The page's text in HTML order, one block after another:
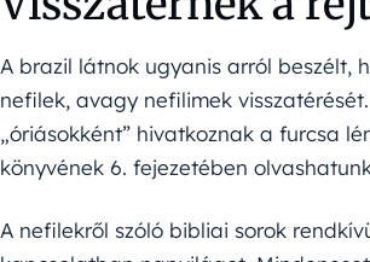
A brazil látnok ugyanis arról beszélt,
nefilek, avagy nefilimek
„óriásokként” hivatkoznak a furcsa
könyvének 6. fejezetében
A nefilekről szóló bibliai sorok